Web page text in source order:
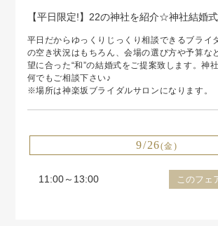
【平日限定!】22の神社を紹介☆神社結婚
平日だからゆっくりじっくり相談できるブライ
の空き状況はもちろん、会場の選び方や予算な
望に合った“和”の結婚式をご提案致します。神
何でもご相談下さい♪
※場所は神楽坂ブライダルサロンになります。
9/26(金)
11:00～13:00 このフェ